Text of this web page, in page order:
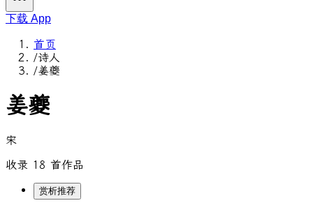
下载 App
首页
/诗人
/姜夔
姜夔
宋
收录 18 首作品
赏析推荐